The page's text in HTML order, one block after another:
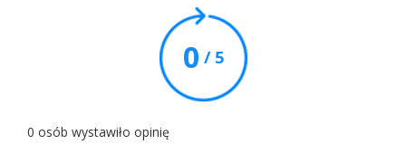
0 / 5
0 osób wystawiło opinię